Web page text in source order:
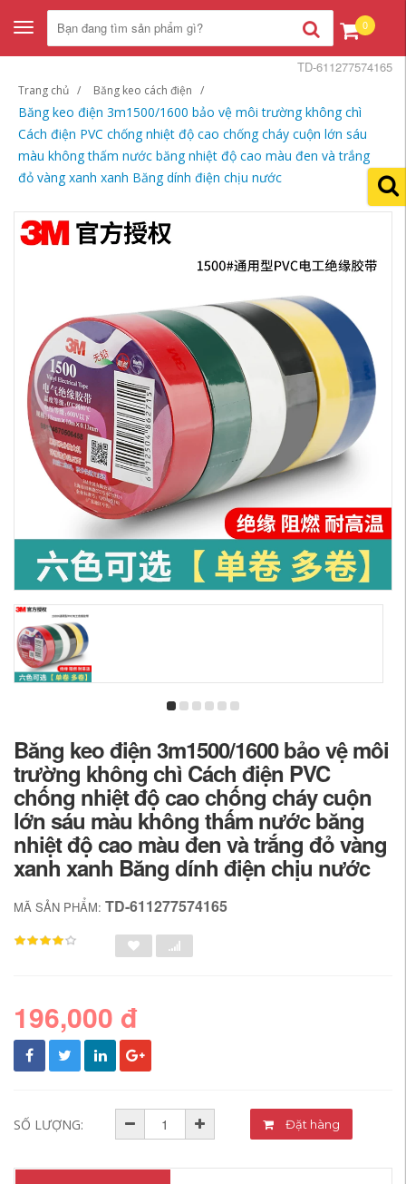
Toggle
navigation
0
Trang chủ Băng keo cách điện
Băng keo điện 3m1500/1600 bảo vệ môi trường không chì
Cách điện PVC chống nhiệt độ cao chống cháy cuộn lớn sáu
màu không thấm nước băng nhiệt độ cao màu đen và trắng
đỏ vàng xanh xanh Băng dính điện chịu nước
TD-611277574165
Băng keo điện 3m1500/1600 bảo vệ môi
trường không chì Cách điện PVC
chống nhiệt độ cao chống cháy cuộn
lớn sáu màu không thấm nước băng
nhiệt độ cao màu đen và trắng đỏ vàng
xanh xanh Băng dính điện chịu nước
MÃ SẢN PHẨM: TD-611277574165
196,000 đ
SỐ LƯỢNG: Đặt hàng